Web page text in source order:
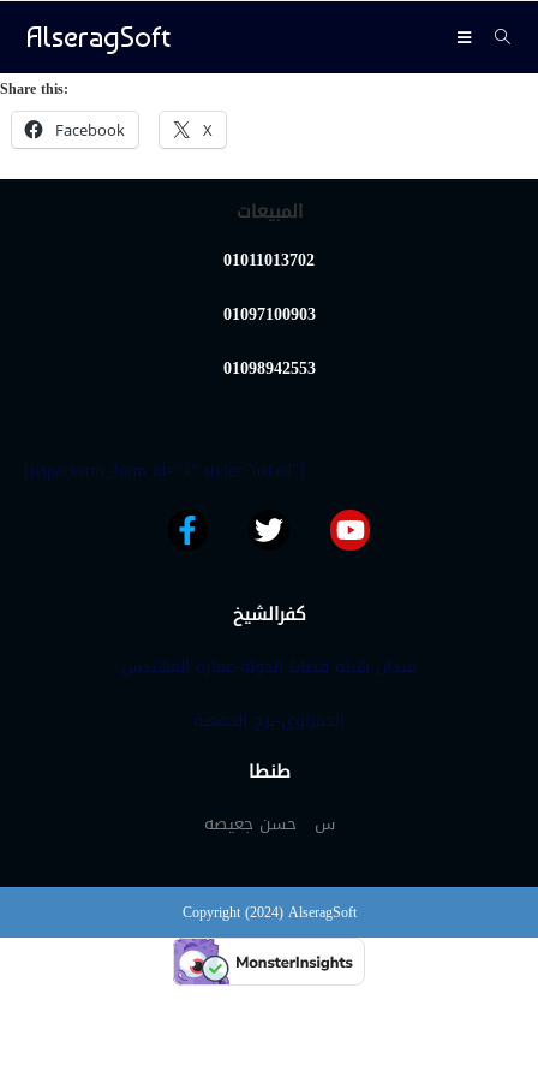
AlseragSoft
Share this:
Facebook X
المبيعات
01011013702
01097100903
01098942553
[jetpackcrm_form id="1" style="naked"]
كفرالشيخ
ميدان هيئة قضايا الدولة-عمارة المهندس
الحمراوي-برج الجمعية
طنطا
س حسن جعيصه
Copyright (2024) AlseragSoft